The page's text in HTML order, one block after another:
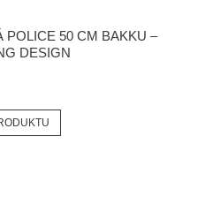
POLICE 50 CM BAKKU –
DESIGN